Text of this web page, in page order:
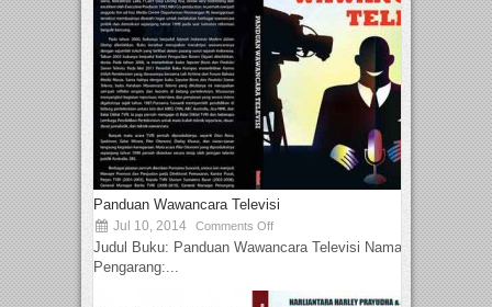
Panduan Wawancara Televisi
Jul 10, 2014 Comments Off
Judul Buku: Panduan Wawancara Televisi Nama
Pengarang:...